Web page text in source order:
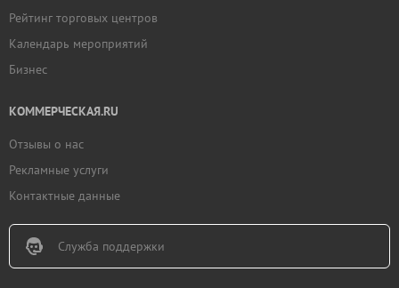
Рейтинг торговых центров
Календарь мероприятий
Бизнес
КОММЕРЧЕСКАЯ.RU
Отзывы о нас
Рекламные услуги
Контактные данные
Служба поддержки